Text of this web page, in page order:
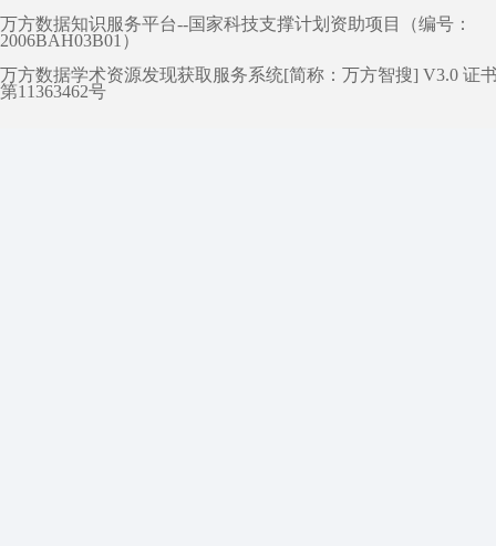
万方数据知识服务平台--国家科技支撑计划资助项目（编号：
2006BAH03B01）
万方数据学术资源发现获取服务系统[简称：万方智搜] V3.0 证
第11363462号